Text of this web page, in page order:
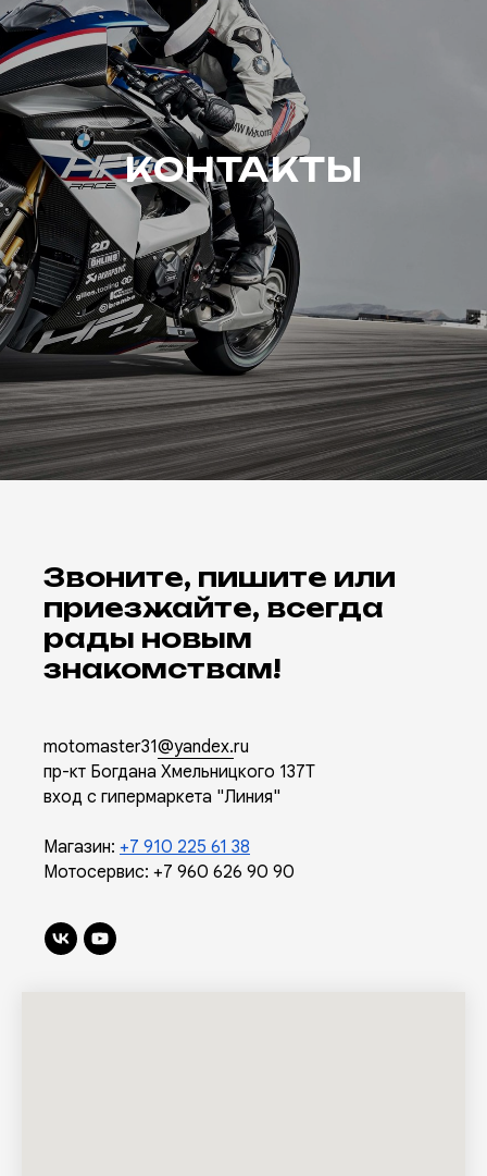
КОНТАКТЫ
Звоните, пишите или
приезжайте, всегда
рады новым
знакомствам!
motomaster31@yandex.ru
пр-кт Богдана Хмельницкого 137Т
вход с гипермаркета "Линия"
Магазин: +7 910 225 61 38
Мотосервис: +7 960 626 90 90